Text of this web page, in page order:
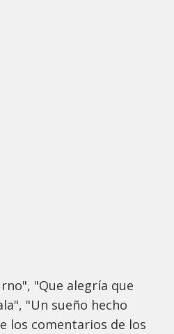
"Que alegría que
"Un sueño hecho
los comentarios de los